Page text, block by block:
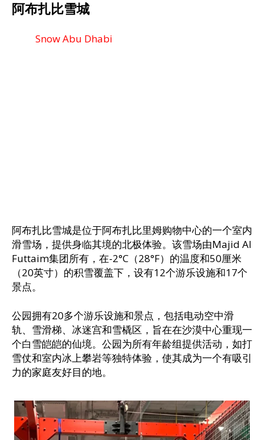
阿布扎比雪城
Snow Abu Dhabi
阿布扎比雪城是位于阿布扎比里姆购物中心的一个室内
滑雪场，提供身临其境的北极体验。该雪场由Majid Al
Futtaim集团所有，在-2°C（28°F）的温度和50厘米
（20英寸）的积雪覆盖下，设有12个游乐设施和17个
景点。
公园拥有20多个游乐设施和景点，包括电动空中滑
轨、雪滑梯、冰迷宫和雪橇区，旨在在沙漠中心重现一
个白雪皑皑的仙境。公园为所有年龄组提供活动，如打
雪仗和室内冰上攀岩等独特体验，使其成为一个有吸引
力的家庭友好目的地。